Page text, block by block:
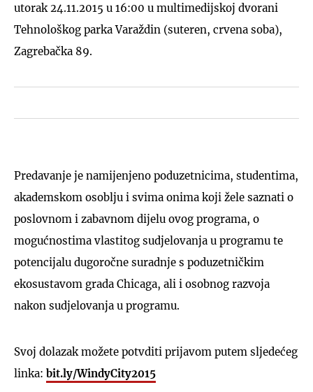
utorak 24.11.2015 u 16:00 u multimedijskoj dvorani
Tehnološkog parka Varaždin (suteren, crvena soba),
Zagrebačka 89.
Predavanje je namijenjeno poduzetnicima, studentima,
akademskom osoblju i svima onima koji žele saznati o
poslovnom i zabavnom dijelu ovog programa, o
mogućnostima vlastitog sudjelovanja u programu te
potencijalu dugoročne suradnje s poduzetničkim
ekosustavom grada Chicaga, ali i osobnog razvoja
nakon sudjelovanja u programu.
Svoj dolazak možete potvditi prijavom putem sljedećeg
linka: bit.ly/WindyCity2015